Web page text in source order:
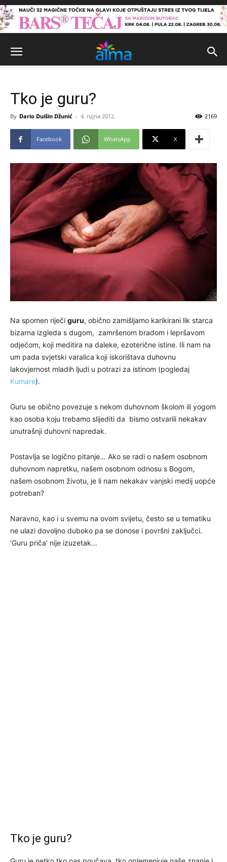
Tko je guru?
By Dario Duišin Džunić - 4. rujna 2012. 2169
Facebook WhatsApp X
Na spomen riječi guru, obično zamišljamo karikirani lik starca
bizarna izgleda s dugom, zamršenom bradom i lepršavom
odjećom, koji meditira na daleke, ezoterične istine. Ili nam na
um pada svjetski varalica koji iskorištava duhovnu
lakovjernost mladih ljudi u potrazi za istinom (pogledaj
Kumare).
Guru se obično povezuje s nekom duhovnom školom ili yogom
kao osoba koju trebamo slijediti da bismo ostvarili nekakav
unutrašnji duhovni napredak.
Postavlja se logično pitanje… Ako se radi o našem osobnom
duhovnom napretku, našem osobnom odnosu s Bogom,
našem osobnom životu, je li nam nekakav vanjski medij uopće
potreban?
Naravno, kao i u svemu na ovom svijetu, često se u tematiku
ne ulazi dovoljno duboko pa se donose i površni zaključci.
‘Guru priča’ nije izuzetak…
Tko je guru?